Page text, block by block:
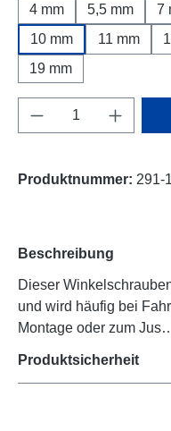
4 mm
5,5 mm 7
10 mm
11 mm
19 mm
Produkt Anzahl:
Produktnummer: 291-
Beschreibung
Dieser
und wird häufig bei
Montage oder zum
Produktsicherheit